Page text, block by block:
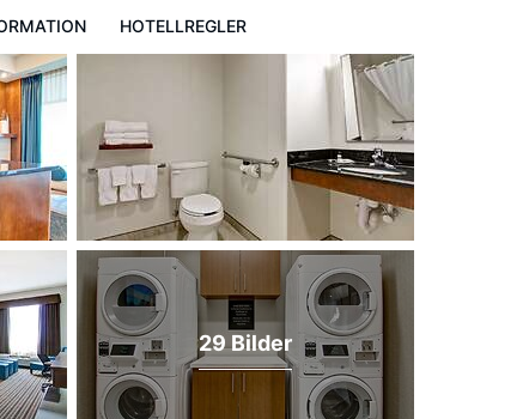
HOTELLREGLER
29 Bilder